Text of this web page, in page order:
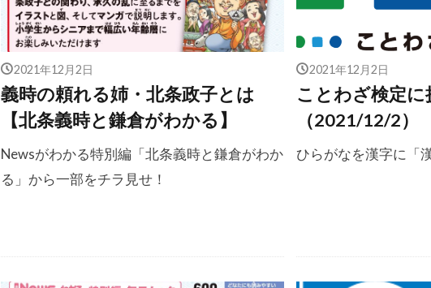
2021年12月2日
義時の頼れる姉・北条政子とは
【北条義時と鎌倉がわかる】
Newsがわかる特別編「北条義時と鎌倉がわか
る」から一部をチラ見せ！
2021年12月2日
ことわざ検定に
（2021/12/2）
ひらがなを漢字に「